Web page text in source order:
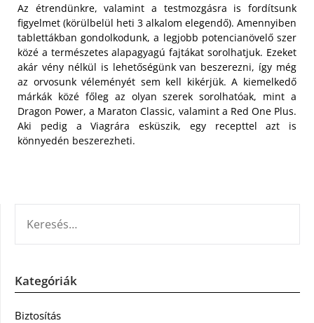
Az étrendünkre, valamint a testmozgásra is fordítsunk
figyelmet (körülbelül heti 3 alkalom elegendő). Amennyiben
tablettákban gondolkodunk, a legjobb potencianövelő szer
közé a természetes alapagyagú fajtákat sorolhatjuk. Ezeket
akár vény nélkül is lehetőségünk van beszerezni, így még
az orvosunk véleményét sem kell kikérjük. A kiemelkedő
márkák közé főleg az olyan szerek sorolhatóak, mint a
Dragon Power, a Maraton Classic, valamint a Red One Plus.
Aki pedig a Viagrára esküszik, egy recepttel azt is
könnyedén beszerezheti.
Kategóriák
Biztosítás